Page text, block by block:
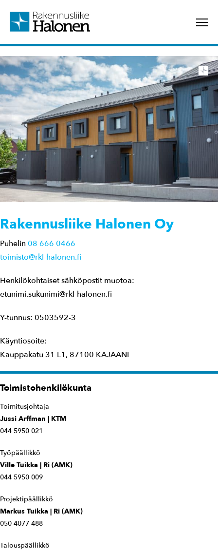
sisältöön
Rakennusliike Halonen Oy
Puhelin 08 666 0466
toimisto@rkl-halonen.fi
Henkilökohtaiset sähköpostit muotoa:
etunimi.sukunimi@rkl-halonen.fi
Y-tunnus: 0503592-3
Käyntiosoite:
Kauppakatu 31 L1, 87100 KAJAANI
Toimistohenkilökunta
Toimitusjohtaja
Jussi Arffman | KTM
044 5950 021
Työpäällikkö
Ville Tuikka | Ri (AMK)
044 5950 009
Projektipäällikkö
Markus Tuikka | Ri (AMK)
050 4077 488
Talouspäällikkö